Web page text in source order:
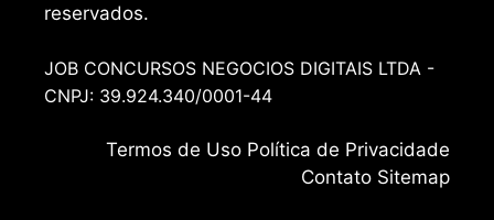
reservados.
JOB CONCURSOS NEGOCIOS DIGITAIS LTDA -
CNPJ: 39.924.340/0001-44
Termos de Uso Política de Privacidade
Contato Sitemap